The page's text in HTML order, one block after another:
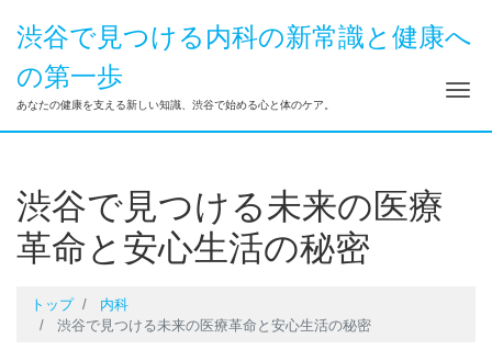
渋谷で見つける内科の新常識と健康へ
の第一歩
あなたの健康を支える新しい知識、渋谷で始める心と体のケア。 ナ
渋谷で見つける未来の医療
革命と安心生活の秘密
トップ
内科
渋谷で見つける未来の医療革命と安心生活の秘密